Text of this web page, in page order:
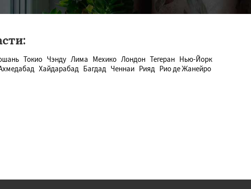
Токио Чэнду Лима Мехико Лондон Тегеран Нью-Йорк
Хайдарабад Багдад Ченнаи Рияд Рио де Жанейро